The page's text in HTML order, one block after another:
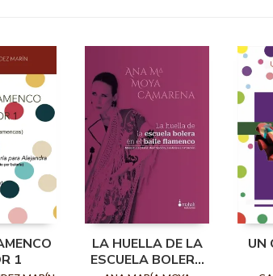
1
LA HUELLA DE LA
ESCUELA BOLERA
UN